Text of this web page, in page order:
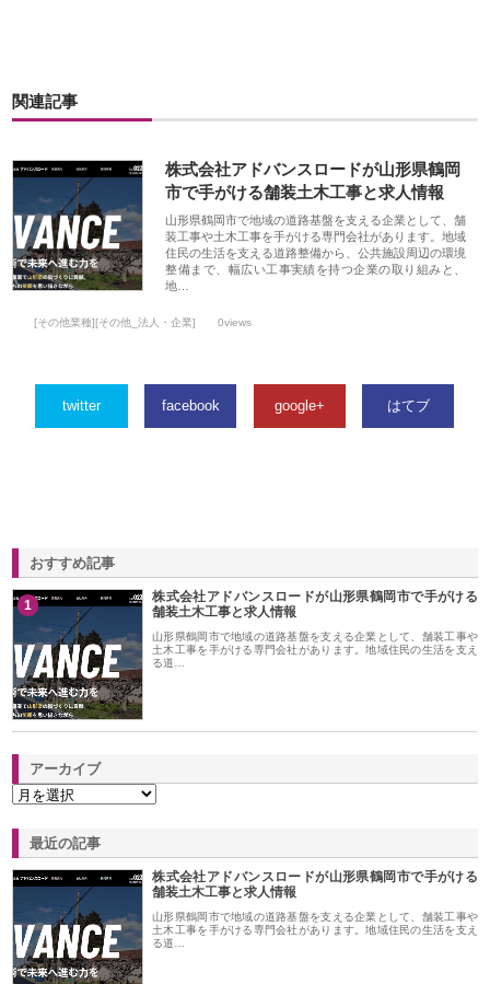
関連記事
株式会社アドバンスロードが山形県鶴岡
市で手がける舗装土木工事と求人情報
山形県鶴岡市で地域の道路基盤を支える企業として、舗
装工事や土木工事を手がける専門会社があります。地域
住民の生活を支える道路整備から、公共施設周辺の環境
整備まで、幅広い工事実績を持つ企業の取り組みと、
地…
[その他業種][その他_法人・企業] 0views
twitter facebook google+ はてブ
おすすめ記事
1
株式会社アドバンスロードが山形県鶴岡市で手がける
舗装土木工事と求人情報
山形県鶴岡市で地域の道路基盤を支える企業として、舗装工事や
土木工事を手がける専門会社があります。地域住民の生活を支え
る道…
アーカイブ
最近の記事
株式会社アドバンスロードが山形県鶴岡市で手がける
舗装土木工事と求人情報
山形県鶴岡市で地域の道路基盤を支える企業として、舗装工事や
土木工事を手がける専門会社があります。地域住民の生活を支え
る道…